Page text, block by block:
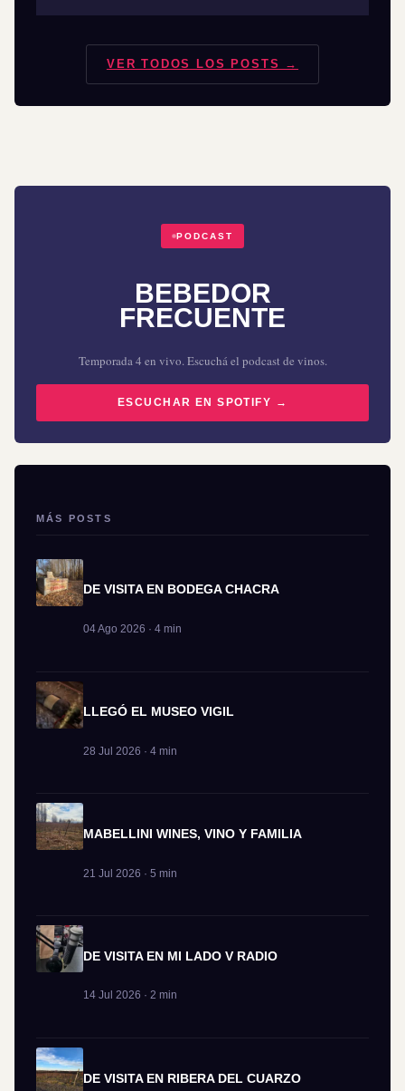
VER TODOS LOS POSTS →
PODCAST
BEBEDOR
FRECUENTE
Temporada 4 en vivo. Escuchá el podcast de vinos.
ESCUCHAR EN SPOTIFY →
MÁS POSTS
DE VISITA EN BODEGA CHACRA
04 Ago 2026 · 4 min
LLEGÓ EL MUSEO VIGIL
28 Jul 2026 · 4 min
MABELLINI WINES, VINO Y FAMILIA
21 Jul 2026 · 5 min
DE VISITA EN MI LADO V RADIO
14 Jul 2026 · 2 min
DE VISITA EN RIBERA DEL CUARZO